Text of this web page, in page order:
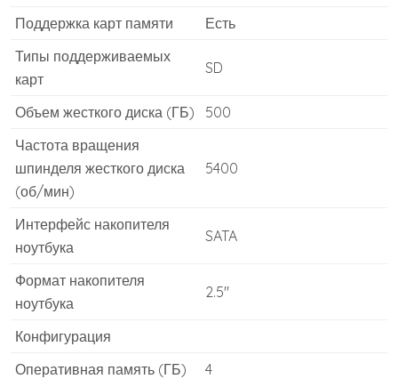
Поддержка карт памяти
Есть
Типы поддерживаемых
карт
SD
Объем жесткого диска (ГБ)
500
Частота вращения
шпинделя жесткого диска
(об/мин)
5400
Интерфейс накопителя
ноутбука
SATA
Формат накопителя
ноутбука
2.5″
Конфигурация
Оперативная память (ГБ)
4